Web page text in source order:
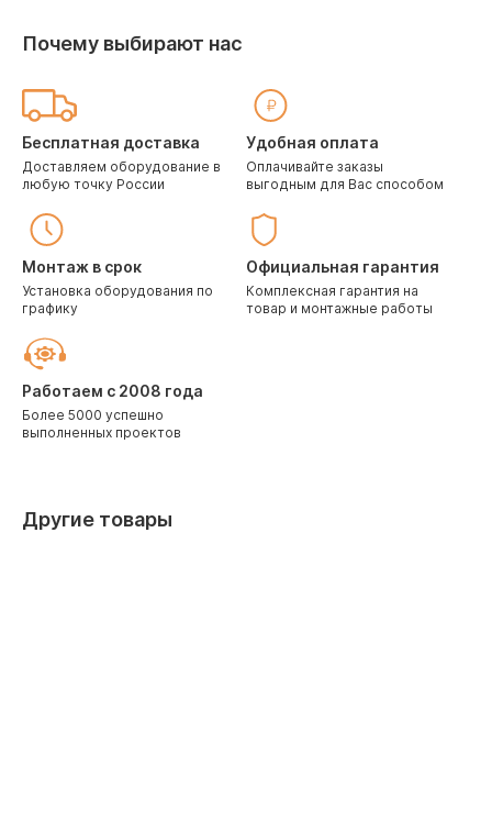
Почему выбирают нас
Бесплатная доставка
Доставляем оборудование в
любую точку России
Удобная оплата
Оплачивайте заказы
выгодным для Вас способом
Монтаж в срок
Установка оборудования по
графику
Официальная гарантия
Комплексная гарантия на
товар и монтажные работы
Работаем с 2008 года
Более 5000 успешно
выполненных проектов
Другие товары